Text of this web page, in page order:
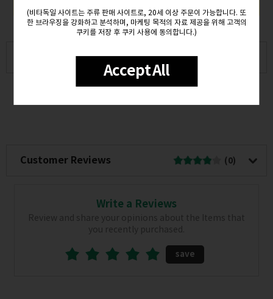
(비타독일 사이트는 주류 판매 사이트로, 20세 이상 주문이 가능합니다. 또
한 브라우징을 강화하고 분석하며, 마케팅 목적의 자료 제공을 위해 고객의
쿠키를 저장 후 쿠키 사용에 동의합니다.)
Accept All
Product Overview
Product Description
Customer Reviews (0)
Write a Reviews
Review and share your opinions about the Items that
you recently purchased.
save